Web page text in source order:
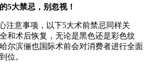
5大禁忌，别忽视！
注意事项，以下5大术前禁忌同样关
和术后恢复，无论是黑色还是彩色纹
尔滨俪也国际术前会对消费者进行全面
位。